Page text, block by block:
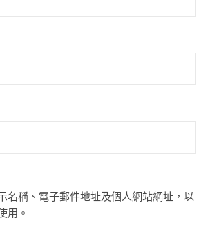
名稱、電子郵件地址及個人網站網址，以
用。